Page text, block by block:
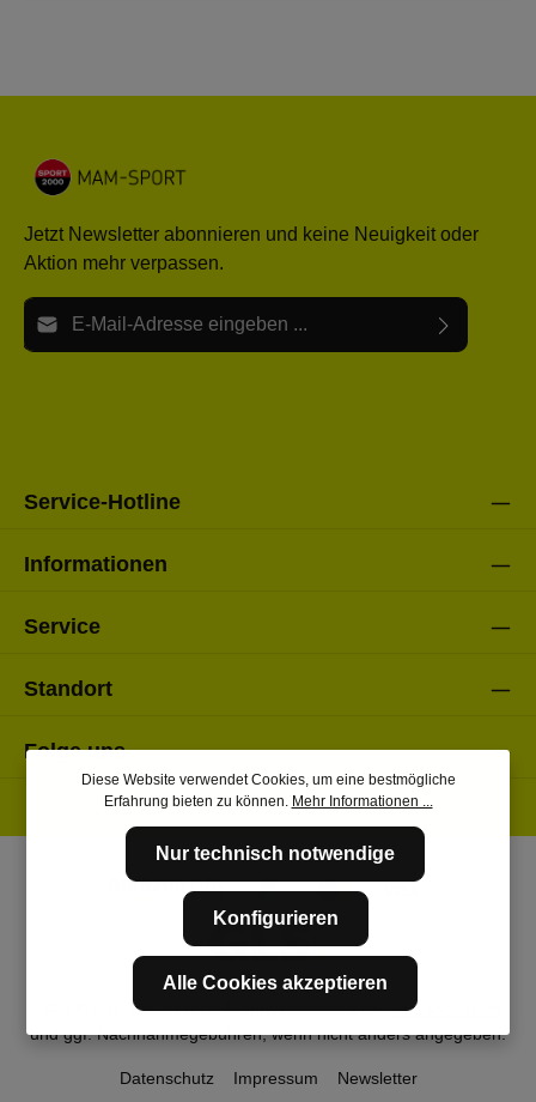
Jetzt Newsletter abonnieren und keine Neuigkeit oder
Aktion mehr verpassen.
E-Mail-Adresse*
Service-Hotline
Informationen
Service
Standort
Folge uns
* Alle Preise inkl. gesetzl. Mehrwertsteuer zzgl.Versandkosten
und ggf. Nachnahmegebühren, wenn nicht anders angegeben.
Datenschutz Impressum Newsletter
Diese Website verwendet Cookies, um eine bestmögliche
Erfahrung bieten zu können. Mehr Informationen ...
Nur technisch notwendige
Konfigurieren
Alle Cookies akzeptieren